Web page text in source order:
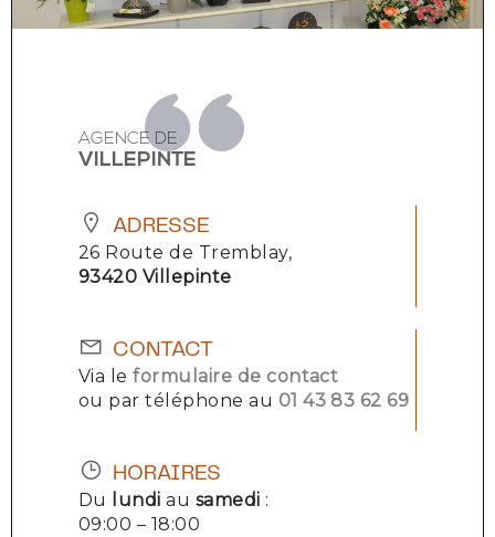
AGENCE DE
VILLEPINTE
ADRESSE
26 Route de Tremblay,
93420 Villepinte
CONTACT
Via leformulaire de contact
ou par téléphone au 01 43 83 62 69
HORAIRES
Du
lundi au samedi :
09:00 – 18:00